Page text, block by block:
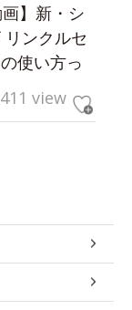
画】新・シ
ンクルセ
使い方っ
view